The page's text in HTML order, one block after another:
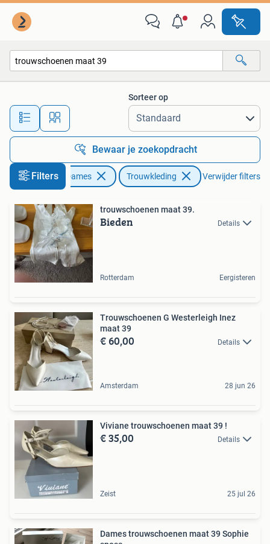
Alle afstanden…
Sorteer op
Bewaar je zoekopdracht
Filters
Kleding | Dames Trouwkleding Verwijder filters
trouwschoenen maat 39.
Bieden Details
Rotterdam Eergisteren
Trouwschoenen G Westerleigh Inez
maat 39
€ 60,00 Details
Amsterdam 28 jun 26
Viviane trouwschoenen maat 39 !
€ 35,00 Details
Zeist 25 jul 26
Dames trouwschoenen maat 39 Sophie